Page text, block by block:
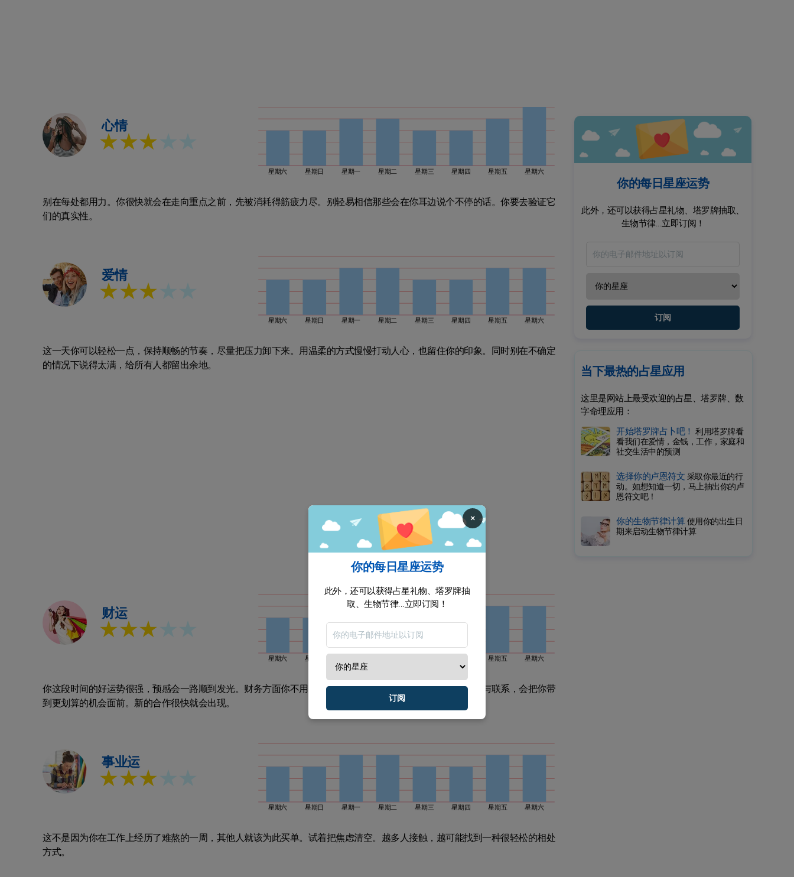
心情
★★★★★
星期六 星期日 星期一 星期二 星期三 星期四 星期五 星期六
别在每处都用力。你很快就会在走向重点之前，先被消耗得筋疲力尽。别轻易相信那些会在你耳边说个不停的话。你要去验证它
们的真实性。
爱情
★★★★★
星期六 星期日 星期一 星期二 星期三 星期四 星期五 星期六
这一天你可以轻松一点，保持顺畅的节奏，尽量把压力卸下来。用温柔的方式慢慢打动人心，也留住你的印象。同时别在不确定
的情况下说得太满，给所有人都留出余地。
财运
★★★★★
星期六 星期日 星期五 星期六
你这段时间的好运势很强，预感会一路顺到发光。财务方面你不用太操心，节奏走得很稳。你建立起来的交往与联系，会把你带
到更划算的机会面前。新的合作很快就会出现。
事业运
★★★★★
星期六 星期日 星期一 星期二 星期三 星期四 星期五 星期六
这不是因为你在工作上经历了难熬的一周，其他人就该为此买单。试着把焦虑清空。越多人接触，越可能找到一种很轻松的相处
方式。
你的每日星座运势
此外，还可以获得占星礼物、塔罗牌抽取、
生物节律...立即订阅！
订阅
当下最热的占星应用
这里是网站上最受欢迎的占星、塔罗牌、数
字命理应用：
开始塔罗牌占卜吧！ 利用塔罗牌看
看我们在爱情，金钱，工作，家庭和
社交生活中的预测
选择你的卢恩符文采取你最近的行
动。如想知道一切，马上抽出你的卢
恩符文吧！
你的生物节律计算使用你的出生日
期来启动生物节律计算
×
你的每日星座运势
此外，还可以获得占星礼物、塔罗牌抽
取、生物节律...立即订阅！
订阅